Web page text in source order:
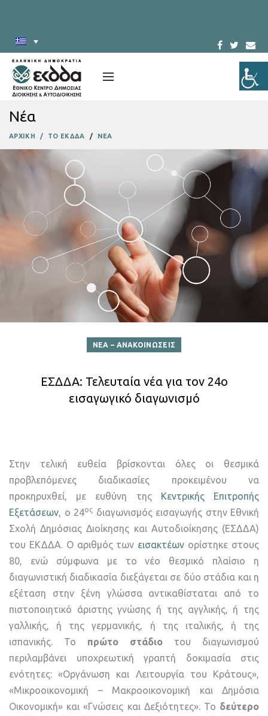
Νέα
ΑΡΧΙΚΗ ΤΟ ΕΚΔΔΑ ΝΕΑ
ΝΕΑ – ΑΝΑΚΟΙΝΩΣΕΙΣ
ΕΣΔΔΑ: Τελευταία νέα για τον 24ο
εισαγωγικό διαγωνισμό
Στην τελική ευθεία βρίσκονται όλες οι θεσμικά
προβλεπόμενες διαδικασίες προκειμένου να
προκηρυχθεί, με ευθύνη της
Κεντρικής Επιτροπής
Εξετάσεων, ο 24ος
διαγωνισμός εισαγωγής στην Εθνική
Σχολή Δημόσιας Διοίκησης και Αυτοδιοίκησης (ΕΣΔΔΑ)
του ΕΚΔΔΑ. Ο αριθμός των εισακτέων ορίστηκε στους
80, ενώ σύμφωνα με το νέο θεσμικό πλαίσιο η
διαγωνιστική διαδικασία διεξάγεται σε δύο στάδια και η
εξέταση στην ξένη γλώσσα αντικαθίσταται από το
πιστοποιητικό άριστης γνώσης ή της αγγλικής, ή της
γαλλικής, ή της γερμανικής, ή της ιταλικής, ή της
ισπανικής. Το πρώτο στάδιο του διαγωνισμού
περιλαμβάνει υποχρεωτική γραπτή δοκιμασία στις
ενότητες: «Οργάνωση και Λειτουργία του Κράτους»,
«Μικροοικονομική – Μακροοικονομική και Δημόσια
Οικονομική» και «Γνώσεις και Δεξιότητες». Το δεύτερο